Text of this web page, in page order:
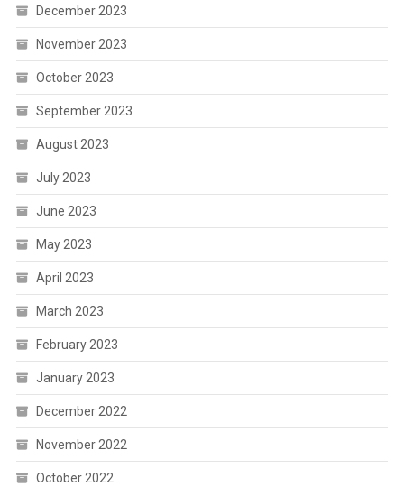
December 2023
November 2023
October 2023
September 2023
August 2023
July 2023
June 2023
May 2023
April 2023
March 2023
February 2023
January 2023
December 2022
November 2022
October 2022